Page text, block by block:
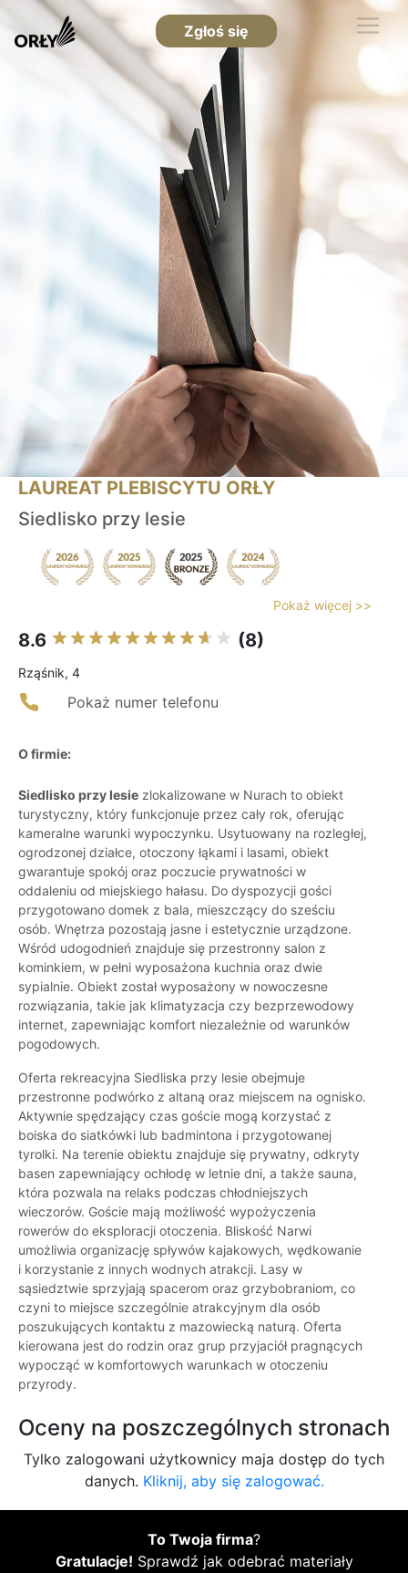
Zgłoś się
LAUREAT PLEBISCYTU ORŁY
Siedlisko przy lesie
Pokaż więcej >>
8.6 (8)
Rząśnik, 4
Pokaż numer telefonu
O firmie:
Siedlisko przy lesie zlokalizowane w Nurach to obiekt
turystyczny, który funkcjonuje przez cały rok, oferując
kameralne warunki wypoczynku. Usytuowany na rozległej,
ogrodzonej działce, otoczony łąkami i lasami, obiekt
gwarantuje spokój oraz poczucie prywatności w
oddaleniu od miejskiego hałasu. Do dyspozycji gości
przygotowano domek z bala, mieszczący do sześciu
osób. Wnętrza pozostają jasne i estetycznie urządzone.
Wśród udogodnień znajduje się przestronny salon z
kominkiem, w pełni wyposażona kuchnia oraz dwie
sypialnie. Obiekt został wyposażony w nowoczesne
rozwiązania, takie jak klimatyzacja czy bezprzewodowy
internet, zapewniając komfort niezależnie od warunków
pogodowych.
Oferta rekreacyjna Siedliska przy lesie obejmuje
przestronne podwórko z altaną oraz miejscem na ognisko.
Aktywnie spędzający czas goście mogą korzystać z
boiska do siatkówki lub badmintona i przygotowanej
tyrolki. Na terenie obiektu znajduje się prywatny, odkryty
basen zapewniający ochłodę w letnie dni, a także sauna,
która pozwala na relaks podczas chłodniejszych
wieczorów. Goście mają możliwość wypożyczenia
rowerów do eksploracji otoczenia. Bliskość Narwi
umożliwia organizację spływów kajakowych, wędkowanie
i korzystanie z innych wodnych atrakcji. Lasy w
sąsiedztwie sprzyjają spacerom oraz grzybobraniom, co
czyni to miejsce szczególnie atrakcyjnym dla osób
poszukujących kontaktu z mazowiecką naturą. Oferta
kierowana jest do rodzin oraz grup przyjaciół pragnących
wypocząć w komfortowych warunkach w otoczeniu
przyrody.
Oceny na poszczególnych stronach
Tylko zalogowani użytkownicy maja dostęp do tych
danych. Kliknij, aby się zalogować.
To Twoja firma?
Gratulacje! Sprawdź jak odebrać materiały